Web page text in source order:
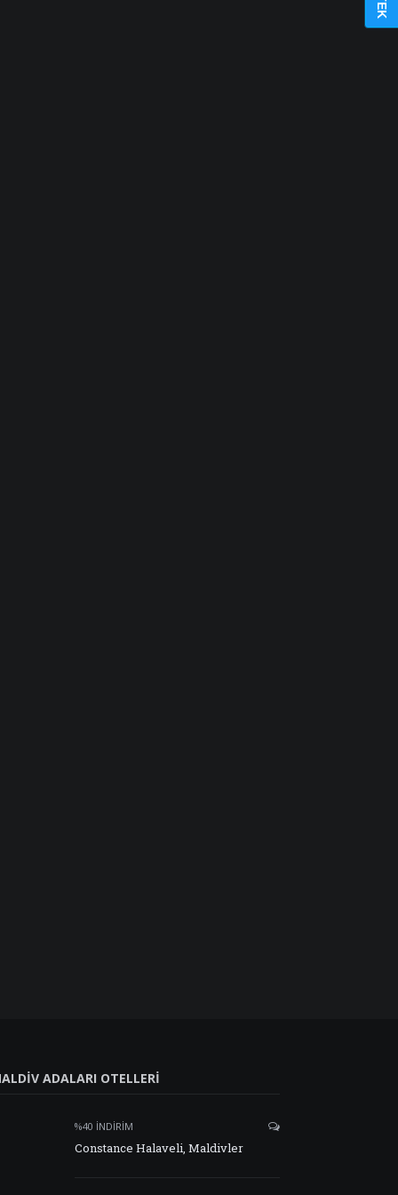
ADALARI OTELLERI
%40 İNDIRIM
Constance Halaveli, Maldivler